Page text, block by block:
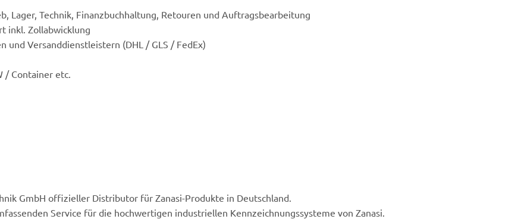
Lager, Technik, Finanzbuchhaltung, Retouren und Auftragsbearbeitung
inkl. Zollabwicklung
Versanddienstleistern (DHL / GLS / FedEx)
/ Container etc.
GmbH offizieller Distributor für Zanasi-Produkte in Deutschland.
Service für die hochwertigen industriellen Kennzeichnungssysteme von Zanasi.